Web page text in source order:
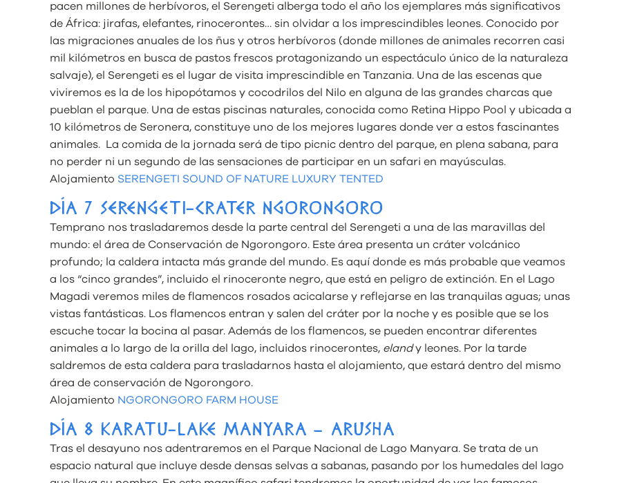
pacen millones de herbívoros, el Serengeti alberga todo el año los ejemplares más significativos
de África: jirafas, elefantes, rinocerontes… sin olvidar a los imprescindibles leones. Conocido por
las migraciones anuales de los ñus y otros herbívoros (donde millones de animales recorren casi
mil kilómetros en busca de pastos frescos protagonizando un espectáculo único de la naturaleza
salvaje), el Serengeti es el lugar de visita imprescindible en Tanzania. Una de las escenas que
viviremos es la de los hipopótamos y cocodrilos del Nilo en alguna de las grandes charcas que
pueblan el parque. Una de estas piscinas naturales, conocida como Retina Hippo Pool y ubicada a
10 kilómetros de Seronera, constituye uno de los mejores lugares donde ver a estos fascinantes
animales. La comida de la jornada será de tipo picnic dentro del parque, en plena sabana, para
no perder ni un segundo de las sensaciones de participar en un safari en mayúsculas.
Alojamiento SERENGETI SOUND OF NATURE LUXURY TENTED
DÍA 7 SERENGETI-CRATER NGORONGORO
Temprano nos trasladaremos desde la parte central del Serengeti a una de las maravillas del
mundo: el área de Conservación de Ngorongoro. Este área presenta un cráter volcánico
profundo; la caldera intacta más grande del mundo. Es aquí donde es más probable que veamos
a los “cinco grandes”, incluido el rinoceronte negro, que está en peligro de extinción. En el Lago
Magadi veremos miles de flamencos rosados acicalarse y reflejarse en las tranquilas aguas; unas
vistas fantásticas. Los flamencos entran y salen del cráter por la noche y es posible que se los
escuche tocar la bocina al pasar. Además de los flamencos, se pueden encontrar diferentes
animales a lo largo de la orilla del lago, incluidos rinocerontes, elandy leones. Por la tarde
saldremos de esta caldera para trasladarnos hasta el alojamiento, que estará dentro del mismo
área de conservación de Ngorongoro.
Alojamiento NGORONGORO FARM HOUSE
DÍA 8 KARATU-LAKE MANYARA – ARUSHA
Tras el desayuno nos adentraremos en el Parque Nacional de Lago Manyara. Se trata de un
espacio natural que incluye desde densas selvas a sabanas, pasando por los humedales del lago